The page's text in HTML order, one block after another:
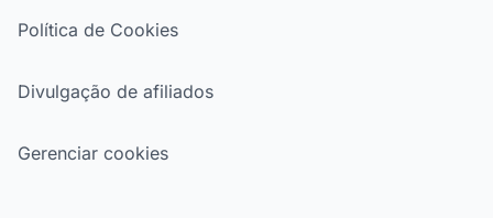
Política de Cookies
Divulgação de afiliados
Gerenciar cookies